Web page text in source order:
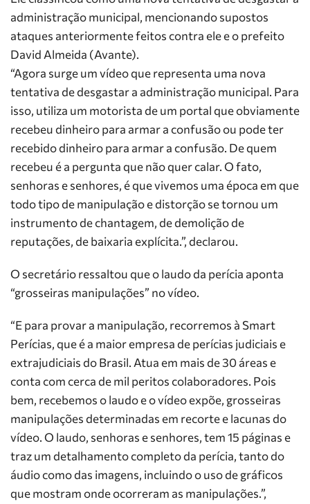
administração municipal, mencionando supostos
ataques anteriormente feitos contra ele e o prefeito
David Almeida (Avante).
“Agora surge um vídeo que representa uma nova
tentativa de desgastar a administração municipal. Para
isso, utiliza um motorista de um portal que obviamente
recebeu dinheiro para armar a confusão ou pode ter
recebido dinheiro para armar a confusão. De quem
recebeu é a pergunta que não quer calar. O fato,
senhoras e senhores, é que vivemos uma época em que
todo tipo de manipulação e distorção se tornou um
instrumento de chantagem, de demolição de
reputações, de baixaria explícita.”, declarou.
O secretário ressaltou que o laudo da perícia aponta
“grosseiras manipulações” no vídeo.
“E para provar a manipulação, recorremos à Smart
Perícias, que é a maior empresa de perícias judiciais e
extrajudiciais do Brasil. Atua em mais de 30 áreas e
conta com cerca de mil peritos colaboradores. Pois
bem, recebemos o laudo e o vídeo expõe, grosseiras
manipulações determinadas em recorte e lacunas do
vídeo. O laudo, senhoras e senhores, tem 15 páginas e
traz um detalhamento completo da perícia, tanto do
áudio como das imagens, incluindo o uso de gráficos
que mostram onde ocorreram as manipulações.”,